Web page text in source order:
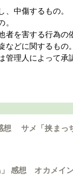
中傷するもの。
者を害する行為の
どに関するもの。
管理人によって承
想 サメ「挟まっ
」 感想 オカメイ